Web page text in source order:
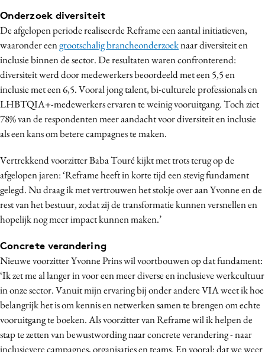
Effectiviteit
Gedragsverandering
Influencer marketing
Interne communicatie
Martech
Media
Merkstrategie
PR
Purpose Marketing
Reputatie & crisis
Onderzoek diversiteit
De afgelopen periode realiseerde Reframe een aantal initiatieven,
waaronder eengrootschalig brancheonderzoeknaar diversiteit en
inclusie binnen de sector. De resultaten waren confronterend:
diversiteit werd door medewerkers beoordeeld met een 5,5 en
inclusie met een 6,5. Vooral jong talent, bi-culturele professionals en
LHBTQIA+-medewerkers ervaren te weinig vooruitgang. Toch ziet
78% van de respondenten meer aandacht voor diversiteit en inclusie
als een kans om betere campagnes te maken.
Vertrekkend voorzitter Baba Touré kijkt met trots terug op de
afgelopen jaren: ‘Reframe heeft in korte tijd een stevig fundament
gelegd. Nu draag ik met vertrouwen het stokje over aan Yvonne en de
rest van het bestuur, zodat zij de transformatie kunnen versnellen en
hopelijk nog meer impact kunnen maken.’
Concrete verandering
Nieuwe voorzitter Yvonne Prins wil voortbouwen op dat fundament:
‘Ik zet me al langer in voor een meer diverse en inclusieve werkcultuur
in onze sector. Vanuit mijn ervaring bij onder andere VIA weet ik hoe
belangrijk het is om kennis en netwerken samen te brengen om echte
vooruitgang te boeken. Als voorzitter van Reframe wil ik helpen de
stap te zetten van bewustwording naar concrete verandering - naar
inclusievere campagnes, organisaties en teams. En vooral: dat we weer